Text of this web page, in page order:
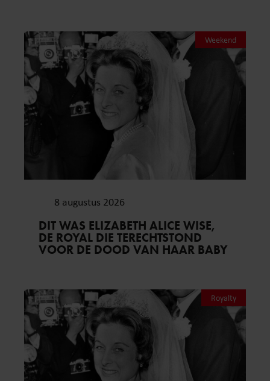
Weekend
8 augustus 2026
DIT WAS ELIZABETH ALICE WISE,
DE ROYAL DIE TERECHTSTOND
VOOR DE DOOD VAN HAAR BABY
Royalty